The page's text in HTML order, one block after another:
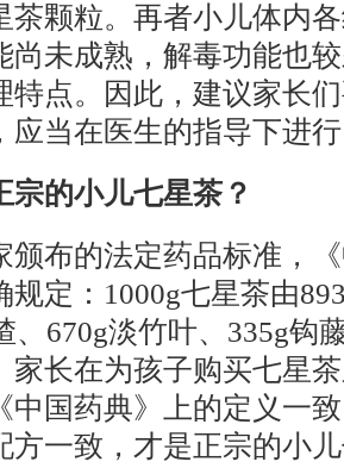
茶颗粒。再者小儿体内
尚未成熟，解毒功能也
特点。因此，建议家长
应当在医生的指导下进
宗的小儿七星茶？
布的法定药品标准，《
规定：1000g七星茶由
、670g淡竹叶、335g钩
家长在为孩子购买七星
中国药典》上的定义一
方一致，才是正宗的小